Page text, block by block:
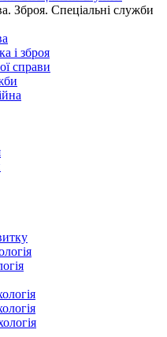
Зброя. Спеціальні служби
і зброя
справи